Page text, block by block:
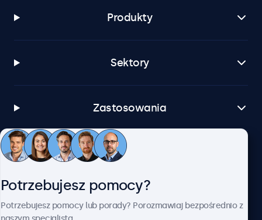
Produkty
Sektory
Zastosowania
Obsługa klienta
Potrzebujesz pomocy?
Potrzebujesz pomocy lub porady? Porozmawiaj bezpośrednio z